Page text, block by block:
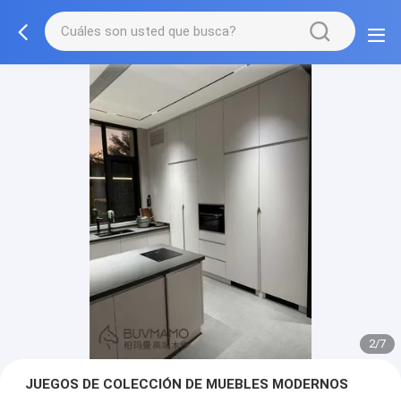
3/7
JUEGOS DE COLECCIÓN DE MUEBLES MODERNOS